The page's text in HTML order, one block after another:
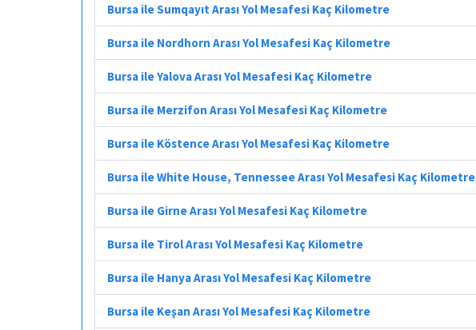
Bursa ile Sumqayıt Arası Yol Mesafesi Kaç Kilometre
Bursa ile Nordhorn Arası Yol Mesafesi Kaç Kilometre
Bursa ile Yalova Arası Yol Mesafesi Kaç Kilometre
Bursa ile Merzifon Arası Yol Mesafesi Kaç Kilometre
Bursa ile Köstence Arası Yol Mesafesi Kaç Kilometre
Bursa ile White House, Tennessee Arası Yol Mesafesi Kaç Kilometre
Bursa ile Girne Arası Yol Mesafesi Kaç Kilometre
Bursa ile Tirol Arası Yol Mesafesi Kaç Kilometre
Bursa ile Hanya Arası Yol Mesafesi Kaç Kilometre
Bursa ile Keşan Arası Yol Mesafesi Kaç Kilometre